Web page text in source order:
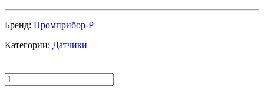
Бренд: Промприбор-Р
Категории: Датчики